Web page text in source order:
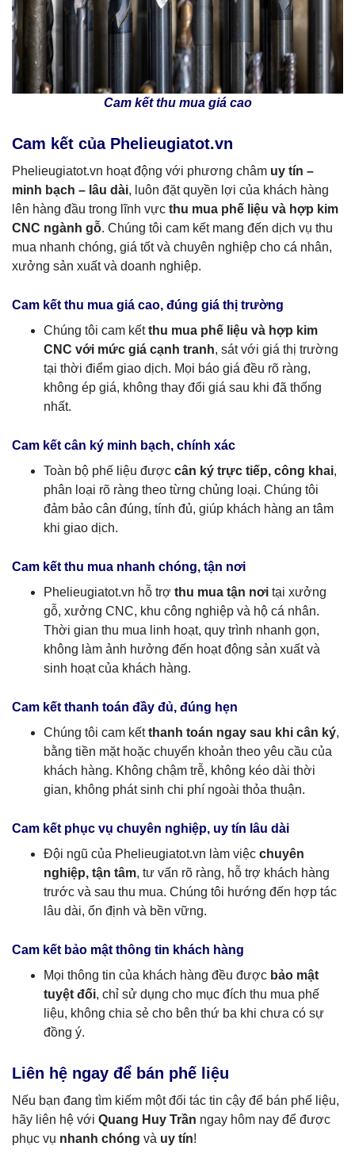
Cam kết thu mua giá cao
Cam kết của Phelieugiatot.vn
Phelieugiatot.vn hoạt động với phương châm uy tín –
minh bạch – lâu dài, luôn đặt quyền lợi của khách hàng
lên hàng đầu trong lĩnh vực thu mua phế liệu và hợp kim
CNC ngành gỗ. Chúng tôi cam kết mang đến dịch vụ thu
mua nhanh chóng, giá tốt và chuyên nghiệp cho cá nhân,
xưởng sản xuất và doanh nghiệp.
Cam kết thu mua giá cao, đúng giá thị trường
Chúng tôi cam kếtthu mua phế liệu và hợp kim
CNC với mức giá cạnh tranh, sát với giá thị trường
tại thời điểm giao dịch. Mọi báo giá đều rõ ràng,
không ép giá, không thay đổi giá sau khi đã thống
nhất.
Cam kết cân ký minh bạch, chính xác
Toàn bộ phế liệu được cân ký trực tiếp, công khai,
phân loại rõ ràng theo từng chủng loại. Chúng tôi
đảm bảo cân đúng, tính đủ, giúp khách hàng an tâm
khi giao dịch.
Cam kết thu mua nhanh chóng, tận nơi
Phelieugiatot.vn hỗ trợ thu mua tận nơi tại xưởng
gỗ, xưởng CNC, khu công nghiệp và hộ cá nhân.
Thời gian thu mua linh hoạt, quy trình nhanh gọn,
không làm ảnh hưởng đến hoạt động sản xuất và
sinh hoạt của khách hàng.
Cam kết thanh toán đầy đủ, đúng hẹn
Chúng tôi cam kếtthanh toán ngay sau khi cân ký,
bằng tiền mặt hoặc chuyển khoản theo yêu cầu của
khách hàng. Không chậm trễ, không kéo dài thời
gian, không phát sinh chi phí ngoài thỏa thuận.
Cam kết phục vụ chuyên nghiệp, uy tín lâu dài
Đội ngũ của Phelieugiatot.vn làm việc chuyên
nghiệp, tận tâm, tư vấn rõ ràng, hỗ trợ khách hàng
trước và sau thu mua. Chúng tôi hướng đến hợp tác
lâu dài, ổn định và bền vững.
Cam kết bảo mật thông tin khách hàng
Mọi thông tin của khách hàng đều được bảo mật
tuyệt đối, chỉ sử dụng cho mục đích thu mua phế
liệu, không chia sẻ cho bên thứ ba khi chưa có sự
đồng ý.
Liên hệ ngay để bán phế liệu
Nếu bạn đang tìm kiếm một đối tác tin cậy để bán phế liệu,
hãy liên hệ với Quang Huy Trần ngay hôm nay để được
phục vụ nhanh chóng và uy tín!